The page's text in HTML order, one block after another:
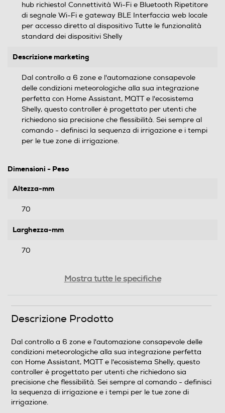
hub richiesto! Connettività Wi-Fi e Bluetooth Ripetitore
di segnale Wi-Fi e gateway BLE Interfaccia web locale
per accesso diretto al dispositivo Tutte le funzionalità
standard dei dispositivi Shelly
Descrizione marketing
Dal controllo a 6 zone e l'automazione consapevole
delle condizioni meteorologiche alla sua integrazione
perfetta con Home Assistant, MQTT e l'ecosistema
Shelly, questo controller è progettato per utenti che
richiedono sia precisione che flessibilità. Sei sempre al
comando - definisci la sequenza di irrigazione e i tempi
per le tue zone di irrigazione.
Dimensioni - Peso
Altezza-mm
70
Larghezza-mm
70
Informazioni sulla sicurezza del prodotto
Clicca qui
Mostra tutte le specifiche
Descrizione Prodotto
Dal controllo a 6 zone e l'automazione consapevole delle
condizioni meteorologiche alla sua integrazione perfetta
con Home Assistant, MQTT e l'ecosistema Shelly, questo
controller è progettato per utenti che richiedono sia
precisione che flessibilità. Sei sempre al comando - definisci
la sequenza di irrigazione e i tempi per le tue zone di
irrigazione.